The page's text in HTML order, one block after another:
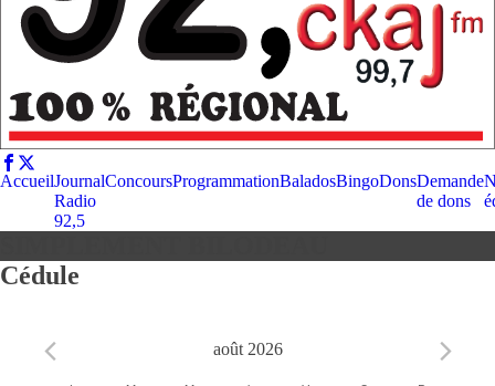
AccueilJournal
Radio
92,5
ConcoursProgrammationBaladosBingoDonsDemande
de dons
Cédule
août 2026